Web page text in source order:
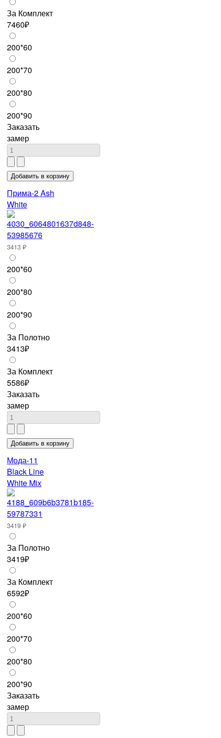
За Комплект
7460₽
200*60
200*70
200*80
200*90
Заказать
замер
Прима-2 Ash
White
3413 ₽
200*60
200*80
200*90
За Полотно
3413₽
За Комплект
5586₽
Заказать
замер
Мода-11
Black Line
White Mix
3419 ₽
За Полотно
3419₽
За Комплект
6592₽
200*60
200*70
200*80
200*90
Заказать
замер